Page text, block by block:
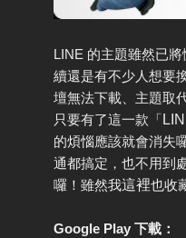
LINE 的主題雖然已
續還是有不少人想要
壇無法下載、主題取
只要有了這一款「
的煩惱應該就會消失
通都搞定，也不用到
囉！雖然我這裡也收
Google Play 下載：